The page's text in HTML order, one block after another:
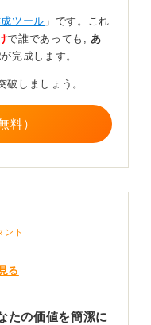
説明にとどめるかす
ょう。
要はありません。
なたの強みと貢献
容の深みを増すこと
ツール 」です。これ
で誰であっても, あ
が完成します。
しましょう。
料）
ント
る
たの価値を簡潔に